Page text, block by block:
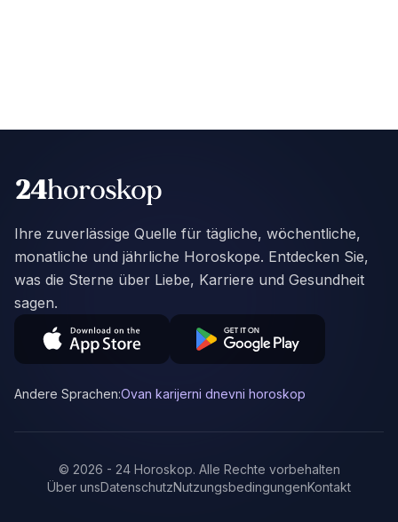
Ihre zuverlässige Quelle für tägliche, wöchentliche,
monatliche und jährliche Horoskope. Entdecken Sie,
was die Sterne über Liebe, Karriere und Gesundheit
sagen.
Andere Sprachen:Ovan karijerni dnevni horoskop
© 2026 - 24 Horoskop. Alle Rechte vorbehalten
Über unsDatenschutzNutzungsbedingungenKontakt